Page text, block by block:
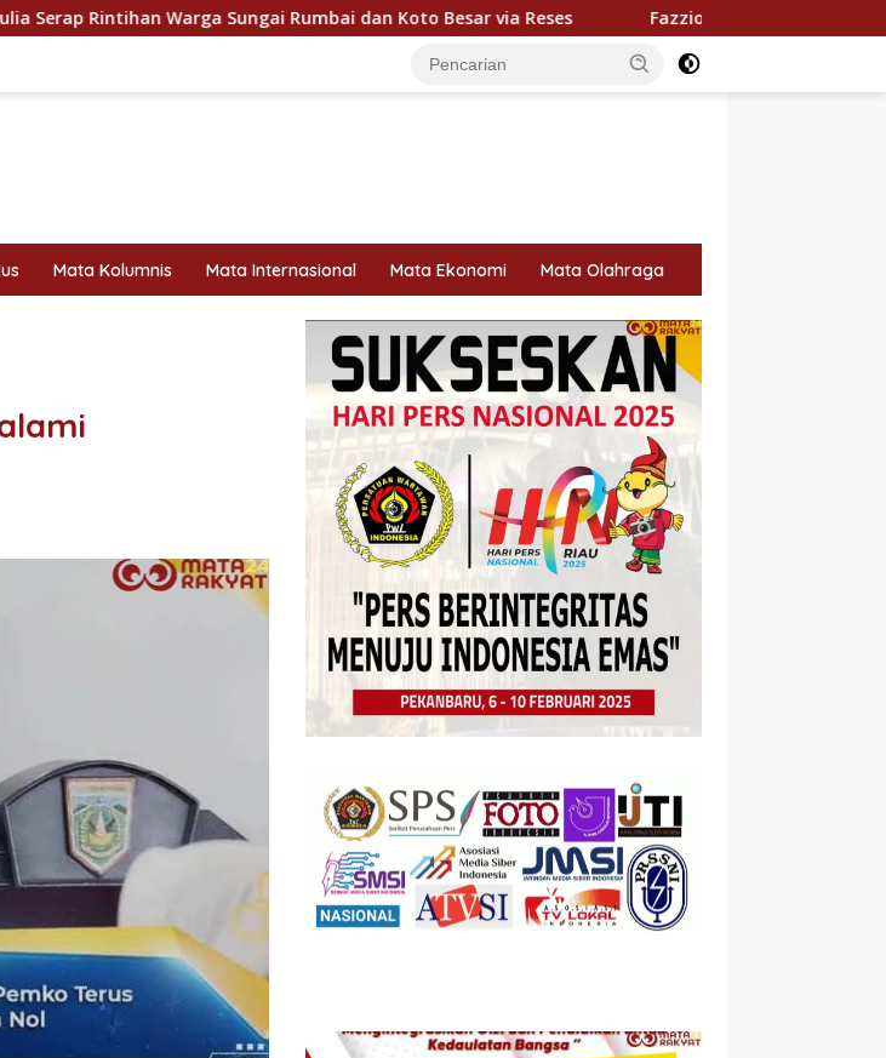
Rumbai dan Koto Besar via Reses Fazzio Sunset Blue Hybrid x Alkateri, Motor Limited
Mata Kolumnis Mata Internasional Mata Ekonomi Mata Olahraga